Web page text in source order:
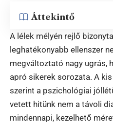
Áttekintő
A lélek mélyén rejlő
leghatékonyabb ellenszer
megváltoztató nagy ugrás,
apró sikerek sorozata. A
szerint a pszichológiai
vetett hitünk nem a távoli
mindennapi, kezelhető